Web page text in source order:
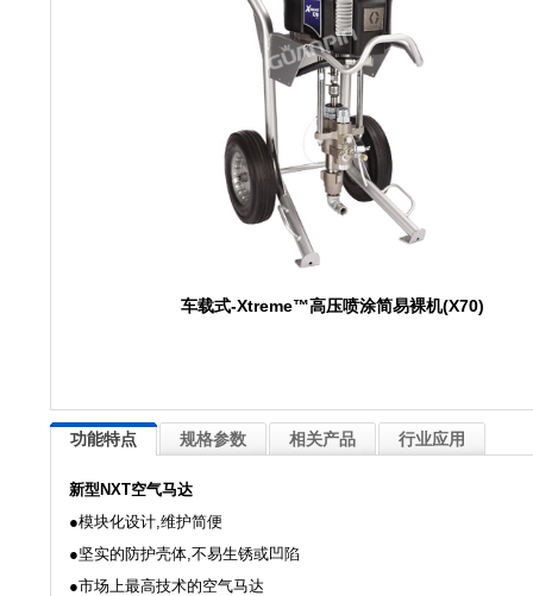
车载式-Xtreme™高压喷涂简易裸机(X70)
功能特点 规格参数 相关产品 行业应用
新型NXT空气马达
●模块化设计,维护简便
●坚实的防护壳体,不易生锈或凹陷
●市场上最高技术的空气马达